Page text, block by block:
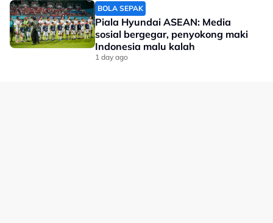
BOLA SEPAK
Piala Hyundai ASEAN: Media
sosial bergegar, penyokong maki
Indonesia malu kalah
1 day ago